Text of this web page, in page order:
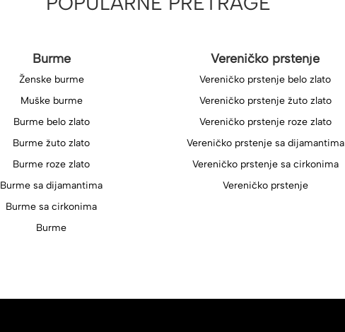
Burme
Ženske burme
Muške burme
Burme belo zlato
Burme žuto zlato
Burme roze zlato
Burme sa dijamantima
Burme sa cirkonima
Burme
Vereničko prstenje
Vereničko prstenje belo zlato
Vereničko prstenje žuto zlato
Vereničko prstenje roze zlato
Vereničko prstenje sa dijamantima
Vereničko prstenje sa cirkonima
Vereničko prstenje